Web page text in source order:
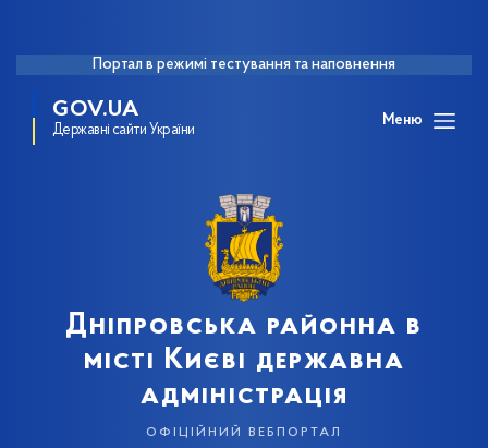
Портал в режимі тестування та наповнення
GOV.UA
Державні сайти України
Меню
Дніпровська районна в
місті Києві державна
адміністрація
офіційний вебпортал